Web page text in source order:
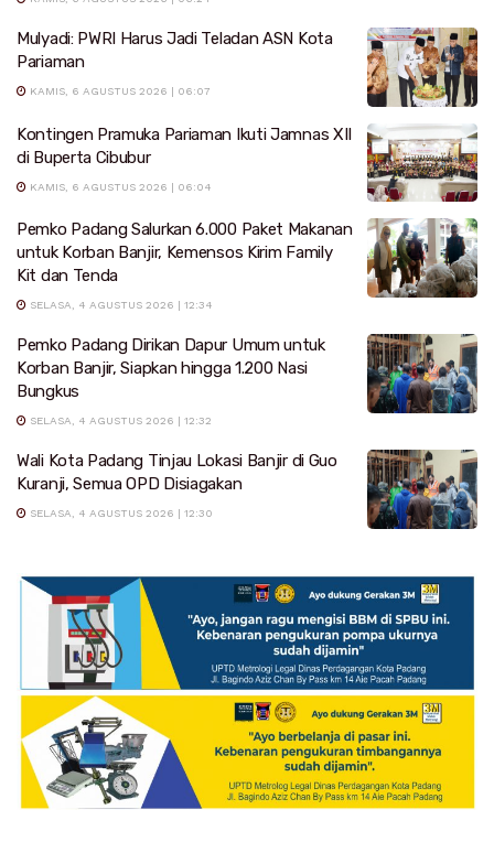
Mulyadi: PWRI Harus Jadi Teladan ASN Kota
Pariaman
KAMIS, 6 AGUSTUS 2026 | 06:07
Kontingen Pramuka Pariaman Ikuti Jamnas XII
di Buperta Cibubur
KAMIS, 6 AGUSTUS 2026 | 06:04
Pemko Padang Salurkan 6.000 Paket Makanan
untuk Korban Banjir, Kemensos Kirim Family
Kit dan Tenda
SELASA, 4 AGUSTUS 2026 | 12:34
Pemko Padang Dirikan Dapur Umum untuk
Korban Banjir, Siapkan hingga 1.200 Nasi
Bungkus
SELASA, 4 AGUSTUS 2026 | 12:32
Wali Kota Padang Tinjau Lokasi Banjir di Guo
Kuranji, Semua OPD Disiagakan
SELASA, 4 AGUSTUS 2026 | 12:30